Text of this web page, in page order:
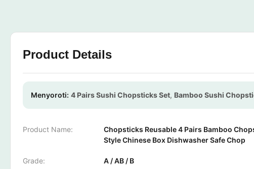
Product Details
Menyoroti: 4 Pairs Sushi Chopsticks Set, Bamboo Sushi
Product Name:
Chopsticks Reusable 4 Pairs Bamboo
Style Chinese Box Dishwasher Safe Chop
Grade: A / AB / B